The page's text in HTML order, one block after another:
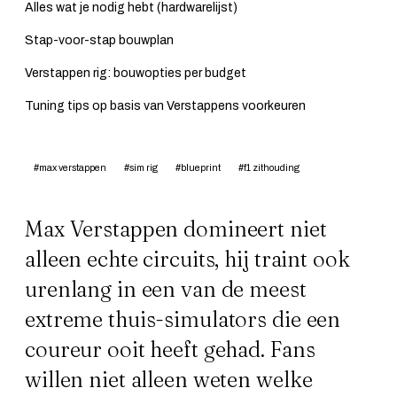
Alles wat je nodig hebt (hardwarelijst)
Stap-voor-stap bouwplan
Verstappen rig: bouwopties per budget
Tuning tips op basis van Verstappens voorkeuren
#max verstappen #sim rig #blueprint #f1 zithouding
Max Verstappen domineert niet
alleen echte circuits, hij traint ook
urenlang in een van de meest
extreme thuis-simulators die een
coureur ooit heeft gehad. Fans
willen niet alleen weten welke